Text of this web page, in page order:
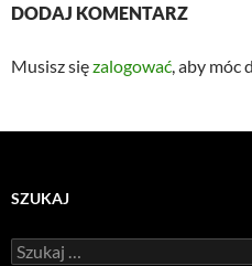
DODAJ KOMENTARZ
Musisz sięzalogować, aby móc
SZUKAJ
Szukaj: